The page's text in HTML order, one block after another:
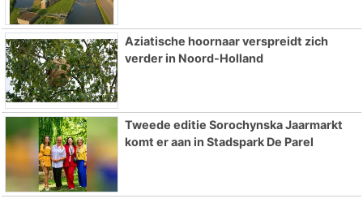
Aziatische hoornaar verspreidt zich
verder in Noord-Holland
Tweede editie Sorochynska Jaarmarkt
komt er aan in Stadspark De Parel